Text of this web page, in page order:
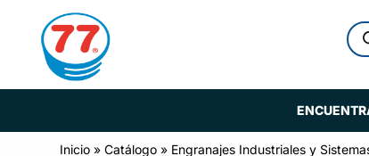
Inicio »Catálogo » Engranajes Industriales y